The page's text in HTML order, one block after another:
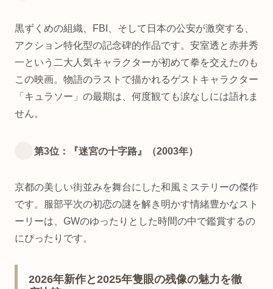
黒ずくめの組織、FBI、そして日本の公安が激突する、
アクション特化型の記念碑的作品です。安室透と赤井秀
一という二大人気キャラクターが初めて拳を交えたのも
この映画。物語のラストで描かれるゲストキャラクター
「キュラソー」の最期は、何度観ても涙なしには語れま
せん。
第3位：『迷宮の十字路』（2003年）
京都の美しい街並みを舞台にした和風ミステリーの傑作
です。服部平次の初恋の謎を解き明かす情緒豊かなスト
ーリーは、GWのゆったりとした時間の中で鑑賞するの
にぴったりです。
2026年新作と2025年隻眼の残像の魅力を徹